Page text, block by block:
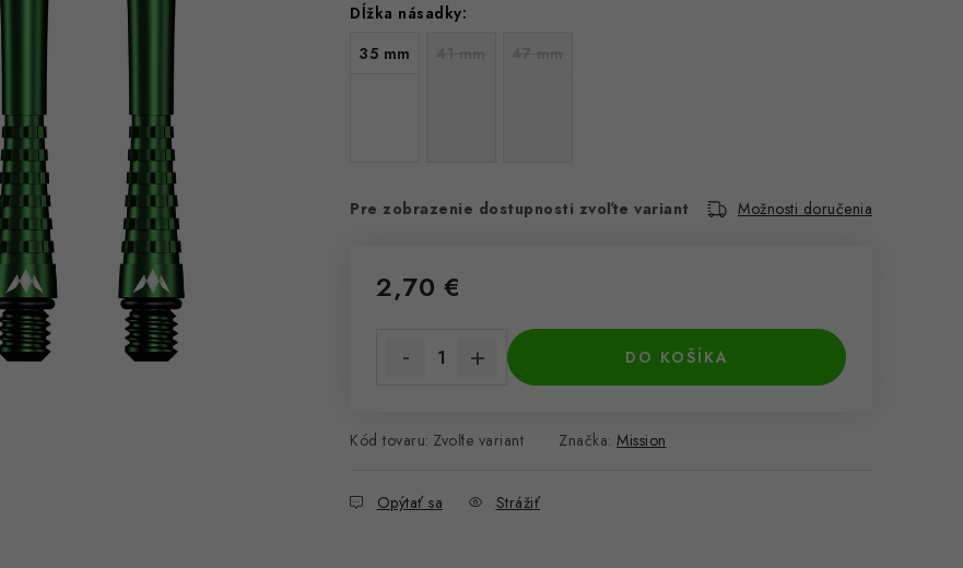
Dĺžka násadky:
35 mm
Pre zobrazenie dostupnosti zvoľte variant Možnosti doručenia
2,70 €
DO KOŠÍKA
Kód tovaru: Zvoľte variant Značka: Mission
Opýtať sa Strážiť